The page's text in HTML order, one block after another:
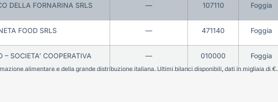
DELLA FORNARINA SRLS — 107110 Foggia
FOOD SRLS — 471140 Foggia
– SOCIETA’ COOPERATIVA — 010000 Foggia
alimentare e della grande distribuzione italiana. Ultimi bilanci disponibili, dati in migliaia di €.